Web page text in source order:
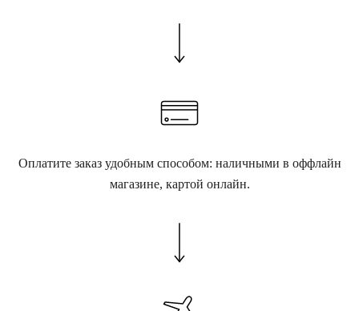
Оплатите заказ удобным способом: наличными в оффлайн
магазине, картой онлайн.